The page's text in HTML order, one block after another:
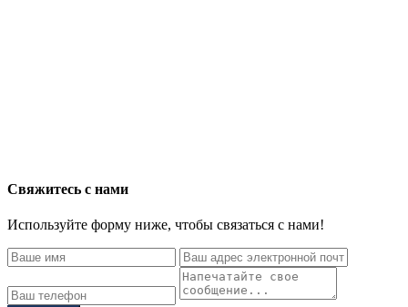
Свяжитесь с нами
Используйте форму ниже, чтобы связаться с нами!